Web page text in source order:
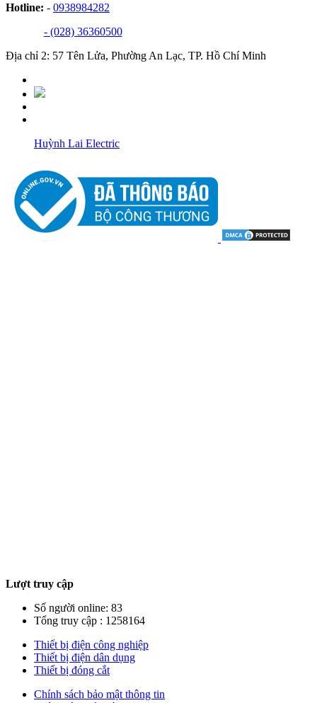
Hotline: - 0938984282
- (028) 36360500
Địa chỉ 2: 57 Tên Lửa, Phường An Lạc, TP. Hồ Chí Minh
Huỳnh Lai Electric
Lượt truy cập
Số người online: 83
Tổng truy cập : 1258164
Thiết bị điện công nghiệp
Thiết bị điện dân dụng
Thiết bị đóng cắt
Chính sách bảo mật thông tin